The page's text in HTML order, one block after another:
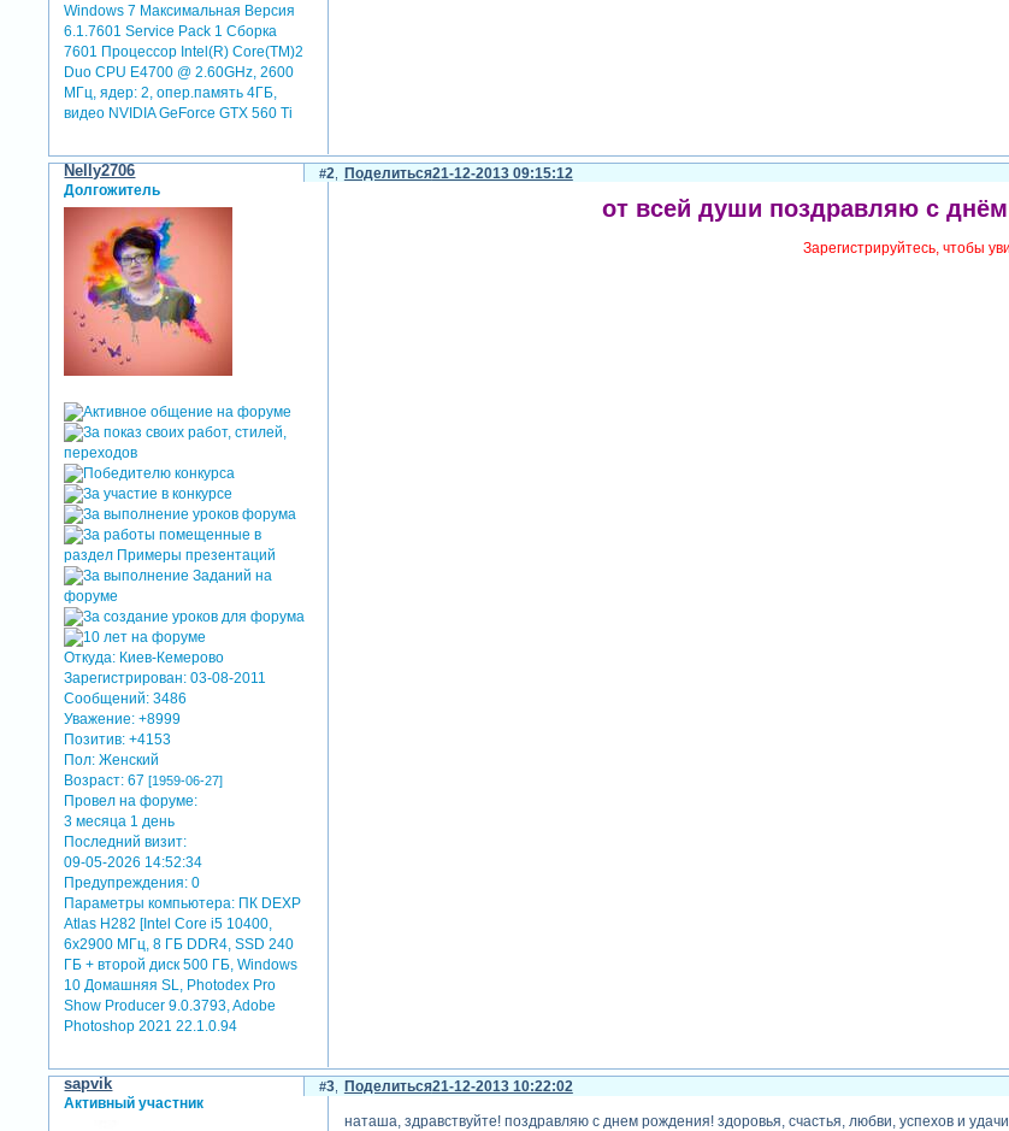
Windows 7 Максимальная Версия
6.1.7601 Service Pack 1 Сборка
7601 Процессор Intel(R) Core(TM)2
Duo CPU E4700 @ 2.60GHz, 2600
МГц, ядер: 2, опер.память 4ГБ,
видео NVIDIA GeForce GTX 560 Ti
Поделиться
2 21-12-2013 09:15:12
Nelly2706
Долгожитель
Откуда: Киев-Кемерово
Зарегистрирован: 03-08-2011
Сообщений: 3486
Уважение: +8999
Позитив: +4153
Пол: Женский
Возраст: 67[1959-06-27]
Провел на форуме:
3 месяца 1 день
Последний визит:
09-05-2026 14:52:34
Предупреждения: 0
Параметры компьютера: ПК DEXP
Atlas H282 [Intel Core i5 10400,
6x2900 МГц, 8 ГБ DDR4, SSD 240
ГБ + второй диск 500 ГБ, Windows
10 Домашняя SL, Photodex Pro
Show Producer 9.0.3793, Adobe
Photoshop 2021 22.1.0.94
от всей души поздравляю с
Зарегистрируйтесь, чтобы
Поделиться
3 21-12-2013 10:22:02
sapvik
Активный участник
наташа, здравствуйте! поздравляю с днем рождения! здоровья, счастья, любви, успехов и